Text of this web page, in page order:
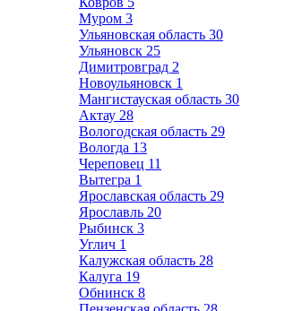
Муром 3
Ульяновская область 30
Ульяновск 25
Димитровград 2
Новоульяновск 1
Мангистауская область 30
Актау 28
Вологодская область 29
Вологда 13
Череповец 11
Вытегра 1
Ярославская область 29
Ярославль 20
Рыбинск 3
Углич 1
Калужская область 28
Калуга 19
Обнинск 8